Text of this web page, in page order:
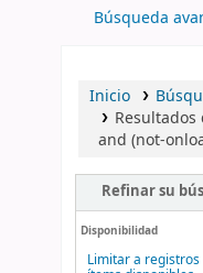
Búsqueda
Inicio
Resultados
and (not-
Refinar su
Disponibilidad
Limitar a registros